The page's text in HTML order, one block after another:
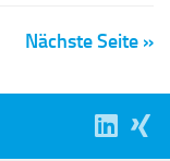
Nächste Seite »